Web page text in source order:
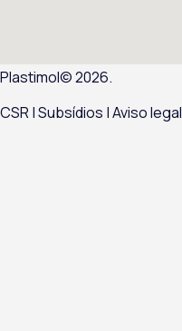
Plastimol© 2026.
CSR |Subsídios |Aviso legal